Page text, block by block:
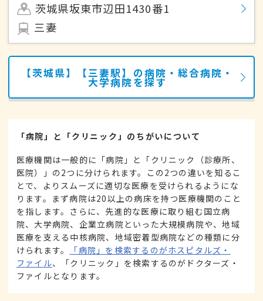
茨城県坂東市辺田1430番1
三妻
【茨城県】【三妻駅】の病院・総合病院・
大学病院を探す
「病院」と「クリニック」のちがいについて
医療機関は一般的に「病院」と「クリニック（診療所、
医院）」の2つに分けられます。この2つの違いを知るこ
とで、よりスムーズに適切な医療を受けられるようにな
ります。まず病院は20以上の病床を持つ医療機関のこと
を指します。さらに、先進的な医療に取り組む国立病
院、大学病院、企業立病院といった大規模病院や、地域
医療を支える中核病院、地域密着型病院などの種類に分
けられます。
「病院」を検索するのがホスピタルズ・
ファイル、「クリニック」を検索するのがドクターズ・
ファイルとなります。